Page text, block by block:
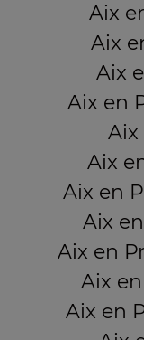
Aix
Aix
Aix
Aix en
Aix
Aix
Aix en
Aix
Aix en
Aix
Aix en